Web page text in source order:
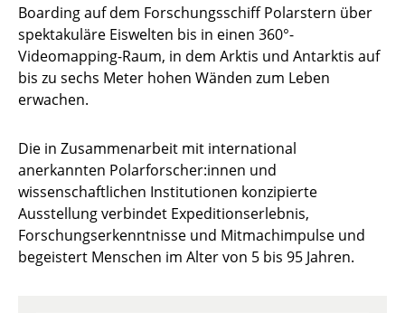
Boarding auf dem Forschungsschiff Polarstern über
spektakuläre Eiswelten bis in einen 360°-
Videomapping-Raum, in dem Arktis und Antarktis auf
bis zu sechs Meter hohen Wänden zum Leben
erwachen.
Die in Zusammenarbeit mit international
anerkannten Polarforscher:innen und
wissenschaftlichen Institutionen konzipierte
Ausstellung verbindet Expeditionserlebnis,
Forschungserkenntnisse und Mitmachimpulse und
begeistert Menschen im Alter von 5 bis 95 Jahren.